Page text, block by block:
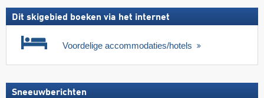
Dit skigebied boeken via het internet
Voordelige accommodaties/hotels
Sneeuwberichten